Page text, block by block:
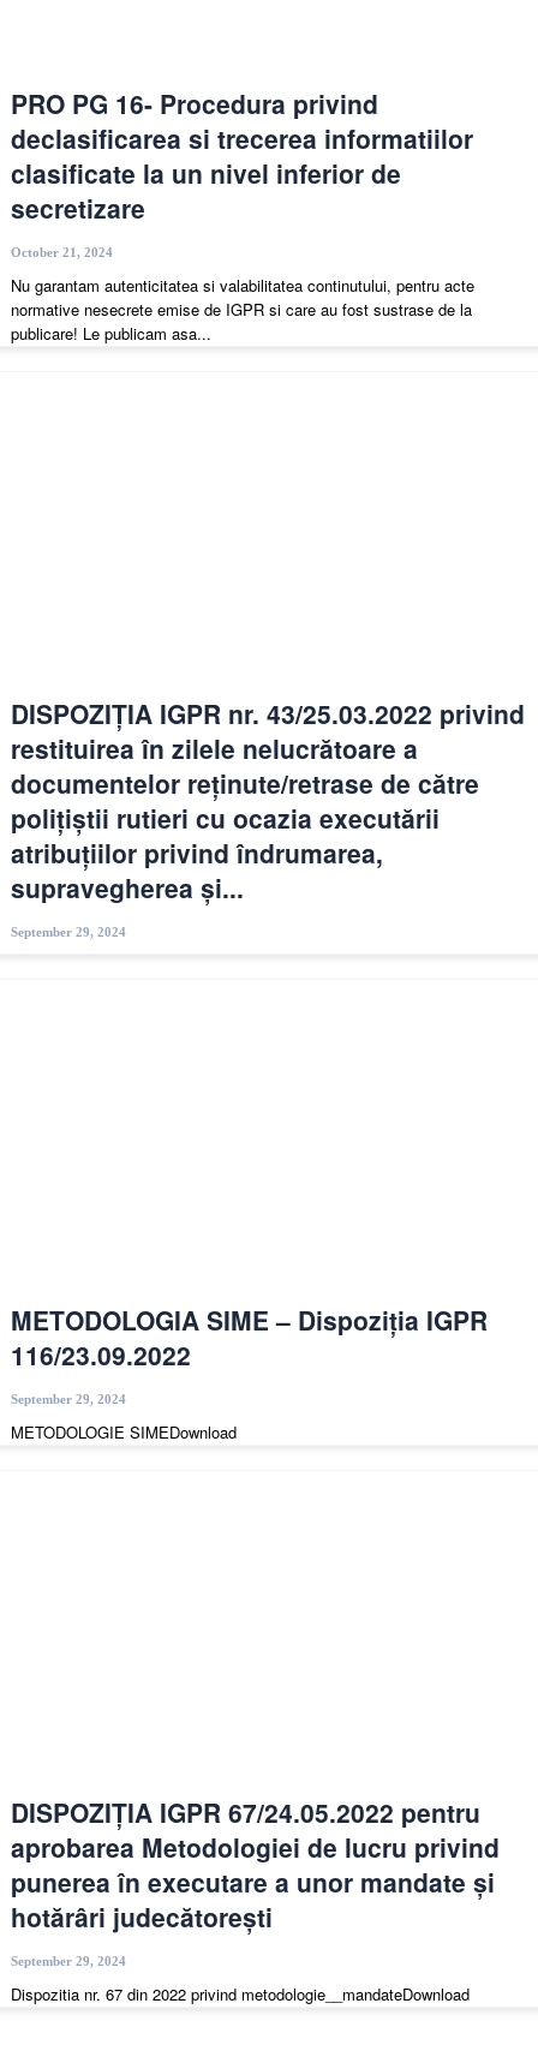
PRO PG 16- Procedura privind
declasificarea si trecerea informatiilor
clasificate la un nivel inferior de
secretizare
October 21, 2024
Nu garantam autenticitatea si valabilitatea continutului, pentru acte
normative nesecrete emise de IGPR si care au fost sustrase de la
publicare! Le publicam asa...
DISPOZIȚIA IGPR nr. 43/25.03.2022 privind
restituirea în zilele nelucrătoare a
documentelor reținute/retrase de către
polițiștii rutieri cu ocazia executării
atribuțiilor privind îndrumarea,
supravegherea și...
September 29, 2024
METODOLOGIA SIME – Dispoziția IGPR
116/23.09.2022
September 29, 2024
METODOLOGIE SIMEDownload
DISPOZIȚIA IGPR 67/24.05.2022 pentru
aprobarea Metodologiei de lucru privind
punerea în executare a unor mandate și
hotărâri judecătorești
September 29, 2024
Dispozitia nr. 67 din 2022 privind metodologie__mandateDownload